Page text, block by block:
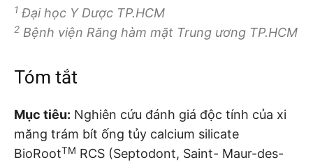
1 Đại học Y Dược TP.HCM
2 Bệnh viện Răng hàm mặt Trung ương TP.HCM
Tóm tắt
Mục tiêu: Nghiên cứu đánh giá độc tính của xi
măng trám bít ống tủy calcium silicate
BioRootTM RCS (Septodont, Saint- Maur-des-